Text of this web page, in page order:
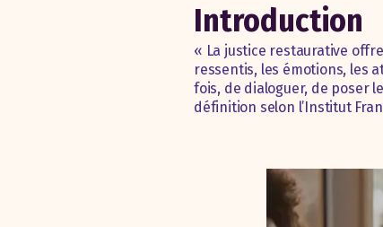
Introduction
« La justice restaurative
ressentis, les émotions, les
fois, de dialoguer, de poser
définition selon l’Institut